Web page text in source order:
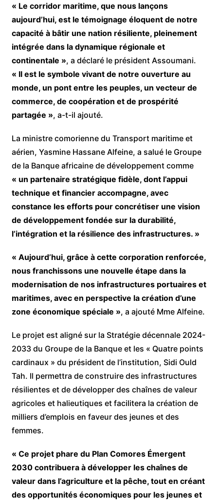
« Le corridor maritime, que nous lançons
aujourd’hui, est le témoignage éloquent de notre
capacité à bâtir une nation résiliente, pleinement
intégrée dans la dynamique régionale et
continentale », a déclaré le président Assoumani.
« Il est le symbole vivant de notre ouverture au
monde, un pont entre les peuples, un vecteur de
commerce, de coopération et de prospérité
partagée », a-t-il ajouté.
La ministre comorienne du Transport maritime et
aérien, Yasmine Hassane Alfeine, a salué le Groupe
de la Banque africaine de développement comme
« un partenaire stratégique fidèle, dont l’appui
technique et financier accompagne, avec
constance les efforts pour concrétiser une vision
de développement fondée sur la durabilité,
l’intégration et la résilience des infrastructures. »
« Aujourd’hui, grâce à cette corporation renforcée,
nous franchissons une nouvelle étape dans la
modernisation de nos infrastructures portuaires et
maritimes, avec en perspective la création d’une
zone économique spéciale », a ajouté Mme Alfeine.
Le projet est aligné sur la Stratégie décennale 2024-
2033 du Groupe de la Banque et les « Quatre points
cardinaux » du président de l’institution, Sidi Ould
Tah. Il permettra de construire des infrastructures
résilientes et de développer des chaînes de valeur
agricoles et halieutiques et facilitera la création de
milliers d’emplois en faveur des jeunes et des
femmes.
« Ce projet phare du Plan Comores Émergent
2030 contribuera à développer les chaînes de
valeur dans l’agriculture et la pêche, tout en créant
des opportunités économiques pour les jeunes et